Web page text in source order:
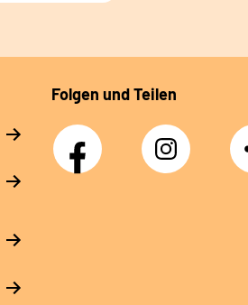
Folgen und Teilen
Facebook
Klinik
Sonnenblick
Instagram
Klinik
Sonnenblick